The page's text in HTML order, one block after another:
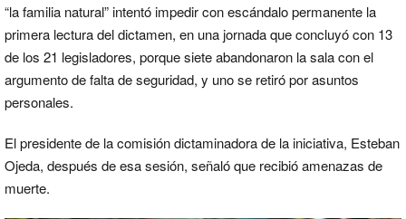
“la familia natural” intentó impedir con escándalo permanente la
primera lectura del dictamen, en una jornada que concluyó con 13
de los 21 legisladores, porque siete abandonaron la sala con el
argumento de falta de seguridad, y uno se retiró por asuntos
personales.
El presidente de la comisión dictaminadora de la iniciativa, Esteban
Ojeda, después de esa sesión, señaló que recibió amenazas de
muerte.